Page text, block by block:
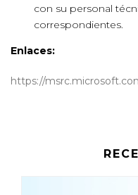
con su personal
correspondientes.
Enlaces:
https://